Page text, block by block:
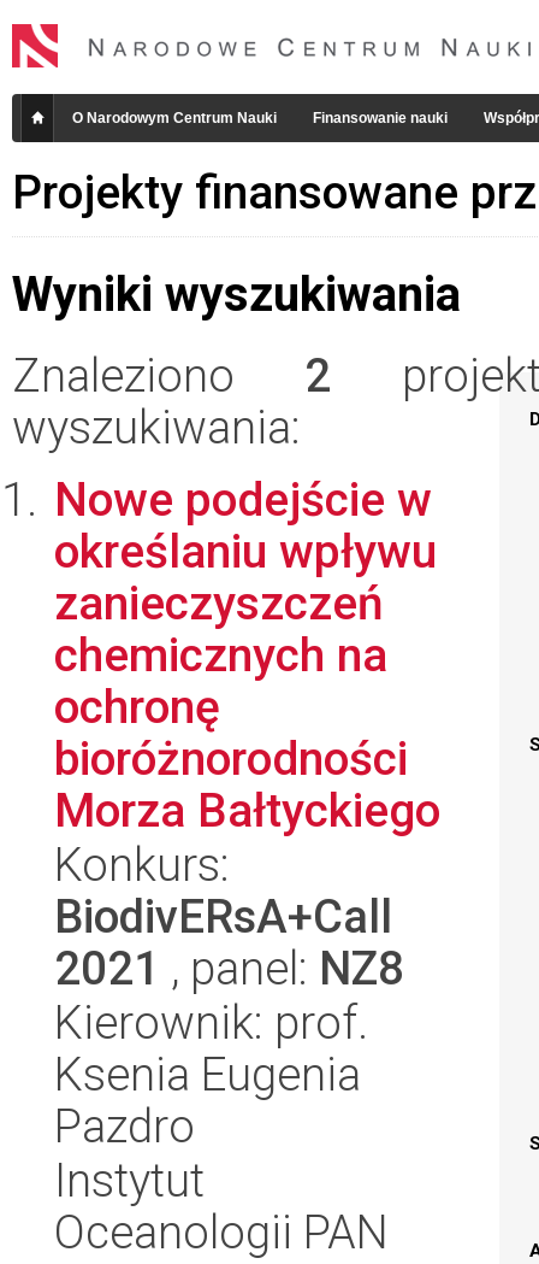
O Narodowym Centrum Nauki Finansowanie nauki
Projekty finansowane
Wyniki wyszukiwania
Znaleziono 2
wyszukiwania:
Nowe podejście w
określaniu wpływu
zanieczyszczeń
chemicznych na
ochronę
bioróżnorodności
Morza Bałtyckiego
Konkurs:
BiodivERsA+Call
2021 , panel: NZ8
Kierownik: prof.
Ksenia Eugenia
Pazdro
Instytut
Oceanologii PAN